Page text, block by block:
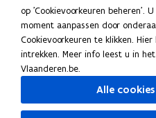
Tips voor duidelijke taal
Bekijk ook
Spellingtests
Boek- en webwijzer
op 'Cookievoorkeuren beheren'.
moment aanpassen door
Cookievoorkeuren te klikken.
intrekken. Meer info leest u in het
Vlaanderen.be.
Alle